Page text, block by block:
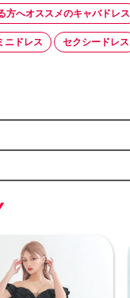
方へオススメのキャバドレス
ニドレス セクシードレス